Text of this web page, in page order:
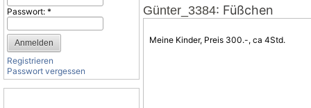
Passwort: *
Registrieren
Passwort vergessen
Günter_3384: Füßchen
Meine Kinder, Preis 300.-, ca 4Std.